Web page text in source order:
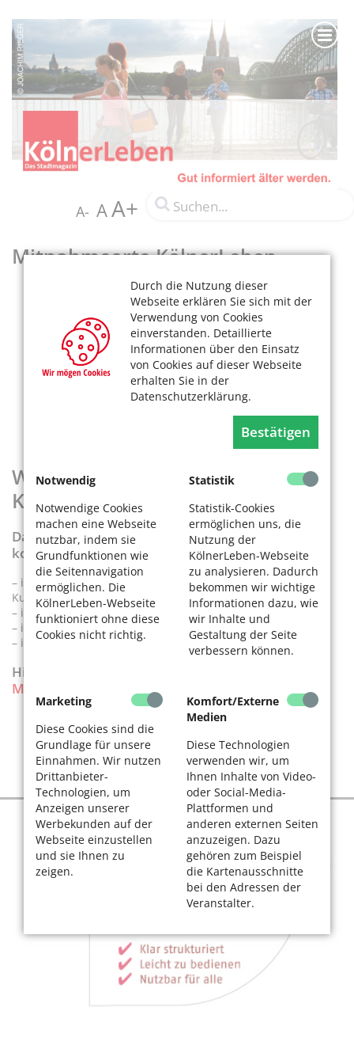
Durch die Nutzung dieser
Webseite erklären Sie sich mit der
Verwendung von Cookies
einverstanden. Detaillierte
Informationen über den Einsatz
von Cookies auf dieser Webseite
erhalten Sie in der
Datenschutzerklärung.
Bestätigen
Notwendig
Notwendige Cookies
machen eine Webseite
nutzbar, indem sie
Grundfunktionen wie
die Seitennavigation
ermöglichen. Die
KölnerLeben-Webseite
funktioniert ohne diese
Cookies nicht richtig.
Statistik
Statistik-Cookies
ermöglichen uns, die
Nutzung der
KölnerLeben-Webseite
zu analysieren. Dadurch
bekommen wir wichtige
Informationen dazu, wie
wir Inhalte und
Gestaltung der Seite
verbessern können.
Marketing
Diese Cookies sind die
Grundlage für unsere
Einnahmen. Wir nutzen
Drittanbieter-
Technologien, um
Anzeigen unserer
Werbekunden auf der
Webseite einzustellen
und sie Ihnen zu
zeigen.
Komfort/Externe
Medien
Diese Technologien
verwenden wir, um
Ihnen Inhalte von Video-
oder Social-Media-
Plattformen und
anderen externen Seiten
anzuzeigen. Dazu
gehören zum Beispiel
die Kartenausschnitte
bei den Adressen der
Veranstalter.
A- AA+
Mitnahmeorte KölnerLeben
Wo bekommt man ein Heft des
KölnerLeben-Magazins?
Das Heft liegt in vielen Kölner Einrichtungen zur
kostenlosen Mitnahme aus:
– in Bezirksrathäusern, Bürgerhäusern und städtischen
Kundenzentren
– in Senioreneinrichtungen und -netzwerken
– in vielen Apotheken und Arztpraxen
– in Buchhandlungen, Cafés und Kinos
Hier finden Sie eine aktuelle
Mitnahmeorte